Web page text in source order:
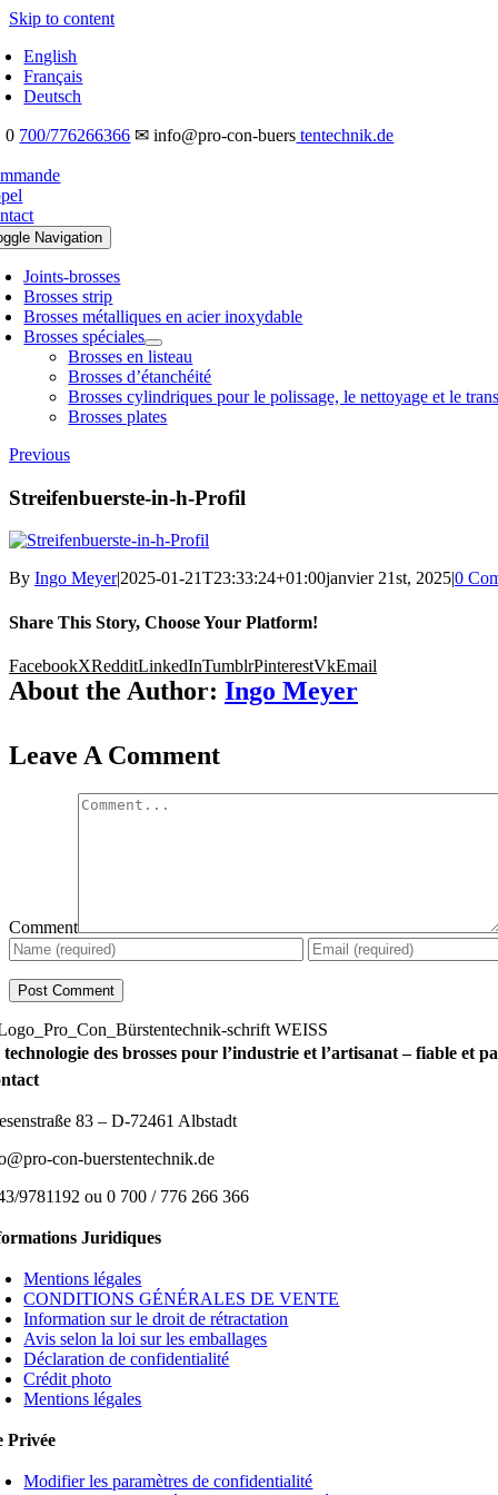
Skip to content
English
Français
Deutsch
700/776266366 ✉ info@pro-con-buers tentechnik.de
Navigation
Joints-brosses
Brosses strip
Brosses métalliques en acier inoxydable
Brosses spéciales
Brosses en listeau
Brosses d’étanchéité
Brosses cylindriques pour le polissage, le nettoyage et le
Brosses plates
Previous
Streifenbuerste-in-h-Profil
By Ingo Meyer|2025-01-21T23:33:24+01:00janvier 21st, 2025|0
Share This Story, Choose Your Platform!
FacebookXRedditLinkedInTumblrPinterestVkEmail
About the Author: Ingo Meyer
Leave A Comment
Comment
des brosses pour l’industrie et l’artisanat – fiable et
83 – D-72461 Albstadt
con-buerstentechnik.de
9781192 ou 0 700 / 776 266 366
Juridiques
Mentions légales
CONDITIONS GÉNÉRALES DE VENTE
Information sur le droit de rétractation
Avis selon la loi sur les emballages
Déclaration de confidentialité
Crédit photo
Mentions légales
Privée
Modifier les paramètres de confidentialité